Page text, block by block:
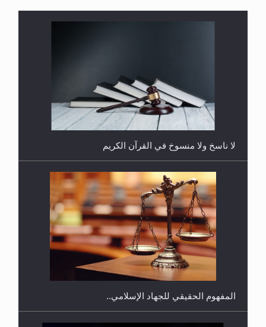
فتوى أمير المؤمنين الميرزا مسرور أحمد أيده الله في
أطفال الأنابيب وتحديد جنس المولود..
المفهوم الحقيقي للجهاد الإسلامي..
سورة التكوير تُنبئ بزمن بعثة المسيح الموعود عليه
السلام